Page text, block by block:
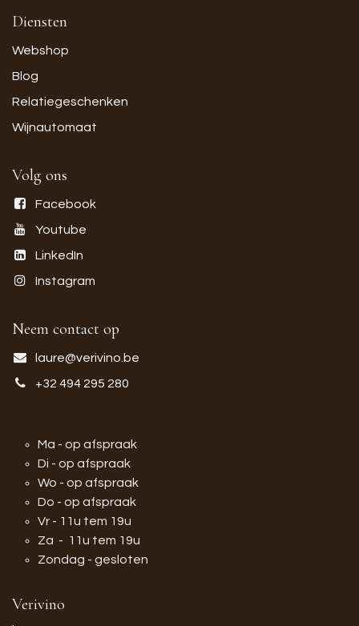
Diensten
Webshop
Blog
Relatiegeschenken
Wijnautomaat
Volg ons
Facebook
Youtube
LinkedIn
Instagram
Neem contact op
laure@verivino.be
+32 494 295 280
Ma - op afspraak
Di - op afspraak
Wo - op afspraak
Do - op afspraak
Vr - 11u tem 19u
Za - 11u tem 19u
Zondag - gesloten
Verivino